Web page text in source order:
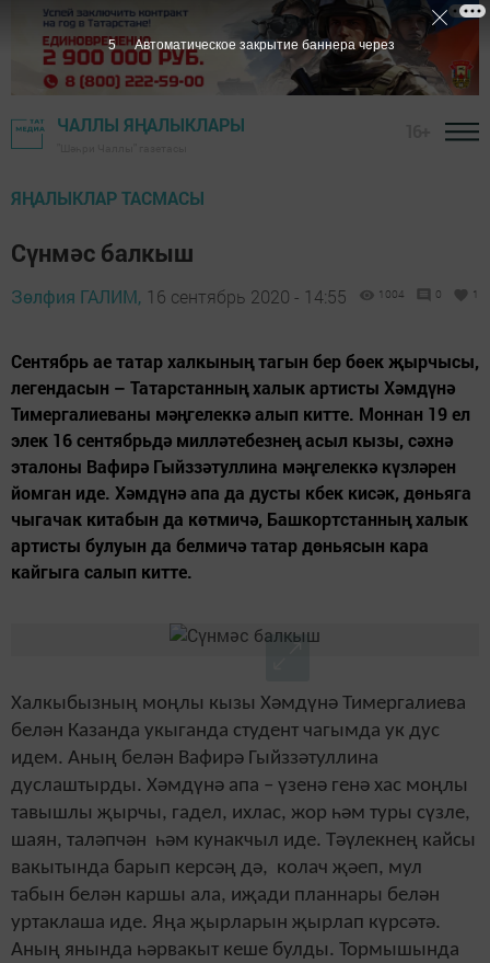
ЧАЛЛЫ ЯҢАЛЫКЛАРЫ
ЯҢАЛЫКЛАР ТАСМАСЫ
Сүнмәс балкыш
Зөлфия ГАЛИМ, 16 сентябрь 2020 - 14:55 1004 0 1
Сентябрь ае татар халкының тагын бер бөек җырчысы,
легендасын – Татарстанның халык артисты Хәмдүнә
Тимергалиеваны мәңгелеккә алып китте. Моннан 19 ел
элек 16 сентябрьдә милләтебезнең асыл кызы, сәхнә
эталоны Вафирә Гыйззәтуллина мәңгелеккә күзләрен
йомган иде. Хәмдүнә апа да дусты кбек кисәк, дөньяга
чыгачак китабын да көтмичә, Башкортстанның халык
артисты булуын да белмичә татар дөньясын кара
кайгыга салып китте.
Халкыбызның моңлы кызы Хәмдүнә Тимергалиева
белән Казанда укыганда студент чагымда ук дус
идем. Аның белән Вафирә Гыйззәтуллина
дуслаштырды. Хәмдүнә апа – үзенә генә хас моңлы
тавышлы җырчы, гадел, ихлас, жор һәм туры сүзле,
шаян, таләпчән һәм кунакчыл иде. Тәүлекнең кайсы
вакытында барып керсәң дә, колач җәеп, мул
табын белән каршы ала, иҗади планнары белән
уртаклаша иде. Яңа җырларын җырлап күрсәтә.
Аның янында һәрвакыт кеше булды. Тормышында
4 Автоматическое закрытие баннера через